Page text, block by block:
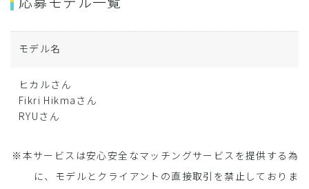
モデル名
ヒカルさん
Fikri Hikmaさん
RYUさん
※本サービスは安心安全なマッチングサービスを提供する為
に、モデルとクライアントの直接取引を禁止しておりま